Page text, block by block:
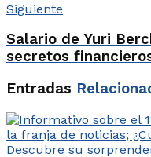
Siguiente
Salario de Yuri
secretos
Entradas